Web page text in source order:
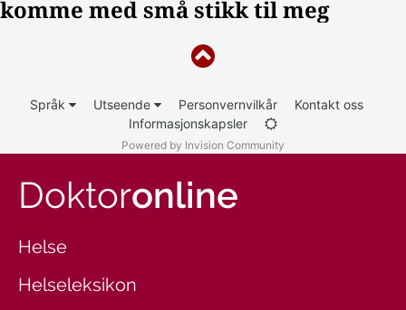
Språk Utseende Personvernvilkår
Kontakt oss
Informasjonskapsler
Powered by Invision Community
Doktoronline
Helse
Helseleksikon